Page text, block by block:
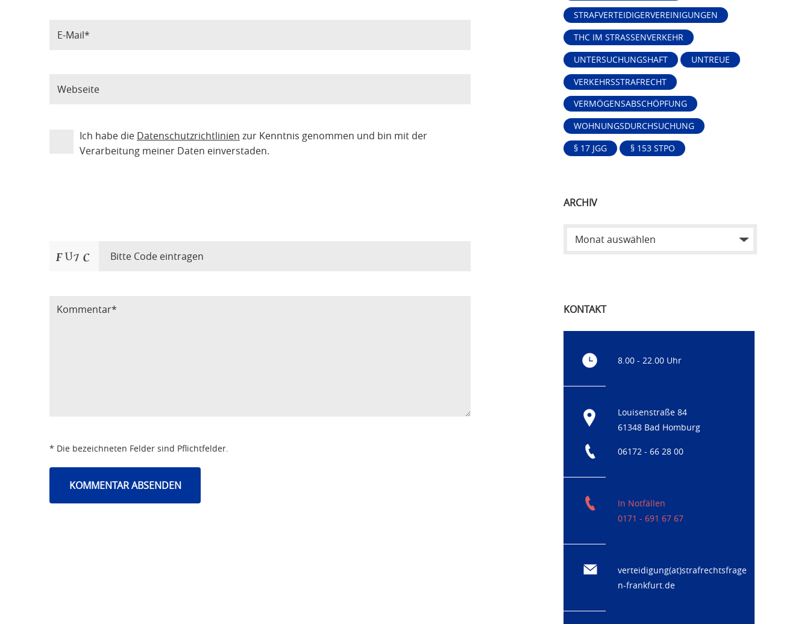
Ich habe die Datenschutzrichtlinien zur Kenntnis genommen und bin mit der
Verarbeitung meiner Daten einverstaden.
* Die bezeichneten Felder sind Pflichtfelder.
STRAFVERTEIDIGERVEREINIGUNGEN
THC IM STRASSENVERKEHR
UNTERSUCHUNGSHAFT
UNTREUE
VERKEHRSSTRAFRECHT
VERMÖGENSABSCHÖPFUNG
WOHNUNGSDURCHSUCHUNG
§ 17 JGG
§ 153 STPO
ARCHIV
KONTAKT
8.00 - 22.00 Uhr
Louisenstraße 84
61348 Bad Homburg
06172 - 66 28 00
In Notfällen
0171 - 691 67 67
verteidigung(at)strafrechtsfrage
n-frankfurt.de